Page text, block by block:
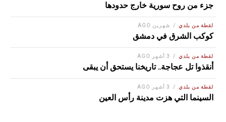
جزء من روح سورية خارج حدودها
لقطة من بلدي شهرين AGO
كوكب الشرق في دمشق
لقطة من بلدي
أنقذوا تل عجاجة.. تاريخنا يستحق أن يبقى
لقطة من بلدي
السينما التي هزت مدينة رأس العين